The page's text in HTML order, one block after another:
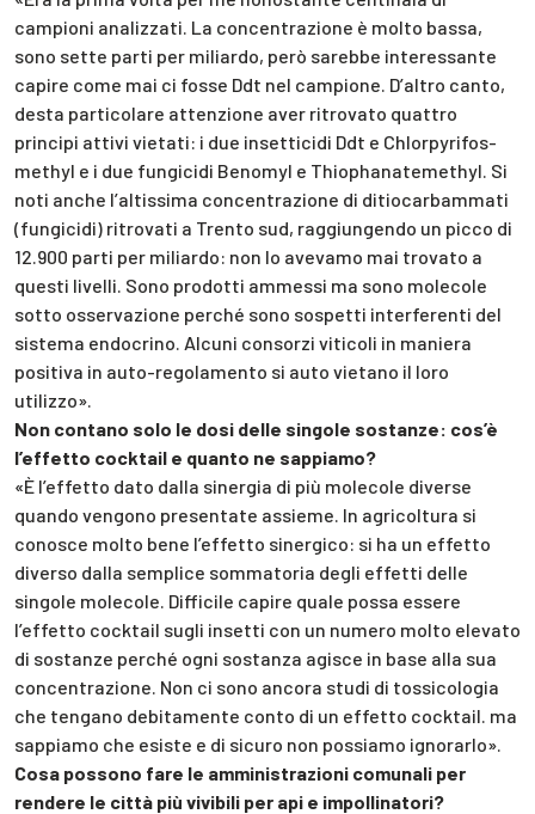
campioni analizzati. La concentrazione è molto bassa,
sono sette parti per miliardo, però sarebbe interessante
capire come mai ci fosse Ddt nel campione. D’altro canto,
desta particolare attenzione aver ritrovato quattro
principi attivi vietati: i due insetticidi Ddt e Chlorpyrifos-
methyl e i due fungicidi Benomyl e Thiophanatemethyl. Si
noti anche l’altissima concentrazione di ditiocarbammati
(fungicidi) ritrovati a Trento sud, raggiungendo un picco di
12.900 parti per miliardo: non lo avevamo mai trovato a
questi livelli. Sono prodotti ammessi ma sono molecole
sotto osservazione perché sono sospetti interferenti del
sistema endocrino. Alcuni consorzi viticoli in maniera
positiva in auto-regolamento si auto vietano il loro
utilizzo».
Non contano solo le dosi delle singole sostanze: cos’è
l’effetto cocktail e quanto ne sappiamo?
«È l’effetto dato dalla sinergia di più molecole diverse
quando vengono presentate assieme. In agricoltura si
conosce molto bene l’effetto sinergico: si ha un effetto
diverso dalla semplice sommatoria degli effetti delle
singole molecole. Difficile capire quale possa essere
l’effetto cocktail sugli insetti con un numero molto elevato
di sostanze perché ogni sostanza agisce in base alla sua
concentrazione. Non ci sono ancora studi di tossicologia
che tengano debitamente conto di un effetto cocktail. ma
sappiamo che esiste e di sicuro non possiamo ignorarlo».
Cosa possono fare le amministrazioni comunali per
rendere le città più vivibili per api e impollinatori?